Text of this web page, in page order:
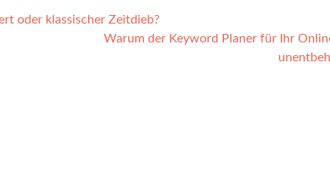
oder klassischer Zeitdieb?
Warum der Keyword Planer für Ihr